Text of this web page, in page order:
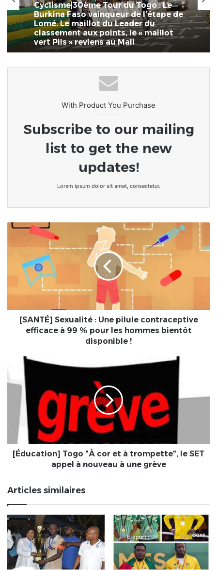
Cyclisme|30ème Tour du Togo : Le
Burkina Faso vainqueur de l’étape de
Lomé. Le maillot du Leader du
classement aux points, le « maillot
vert Pils » reviens au Mali
With Product You Purchase
Subscribe to our mailing
list to get the new
updates!
Lorem ipsum dolor sit amet, consectetur.
[SANTÉ]
contraceptive
bientôt
disponible
[SANTÉ] Sexualité : Une pilule contraceptive
efficace à 99 % pour les hommes bientôt
disponible !
[Éducation]
"À
trompette",
appel
une
grève
[Éducation] Togo "À cor et à trompette", le SET
appel à nouveau à une grève
Articles similaires